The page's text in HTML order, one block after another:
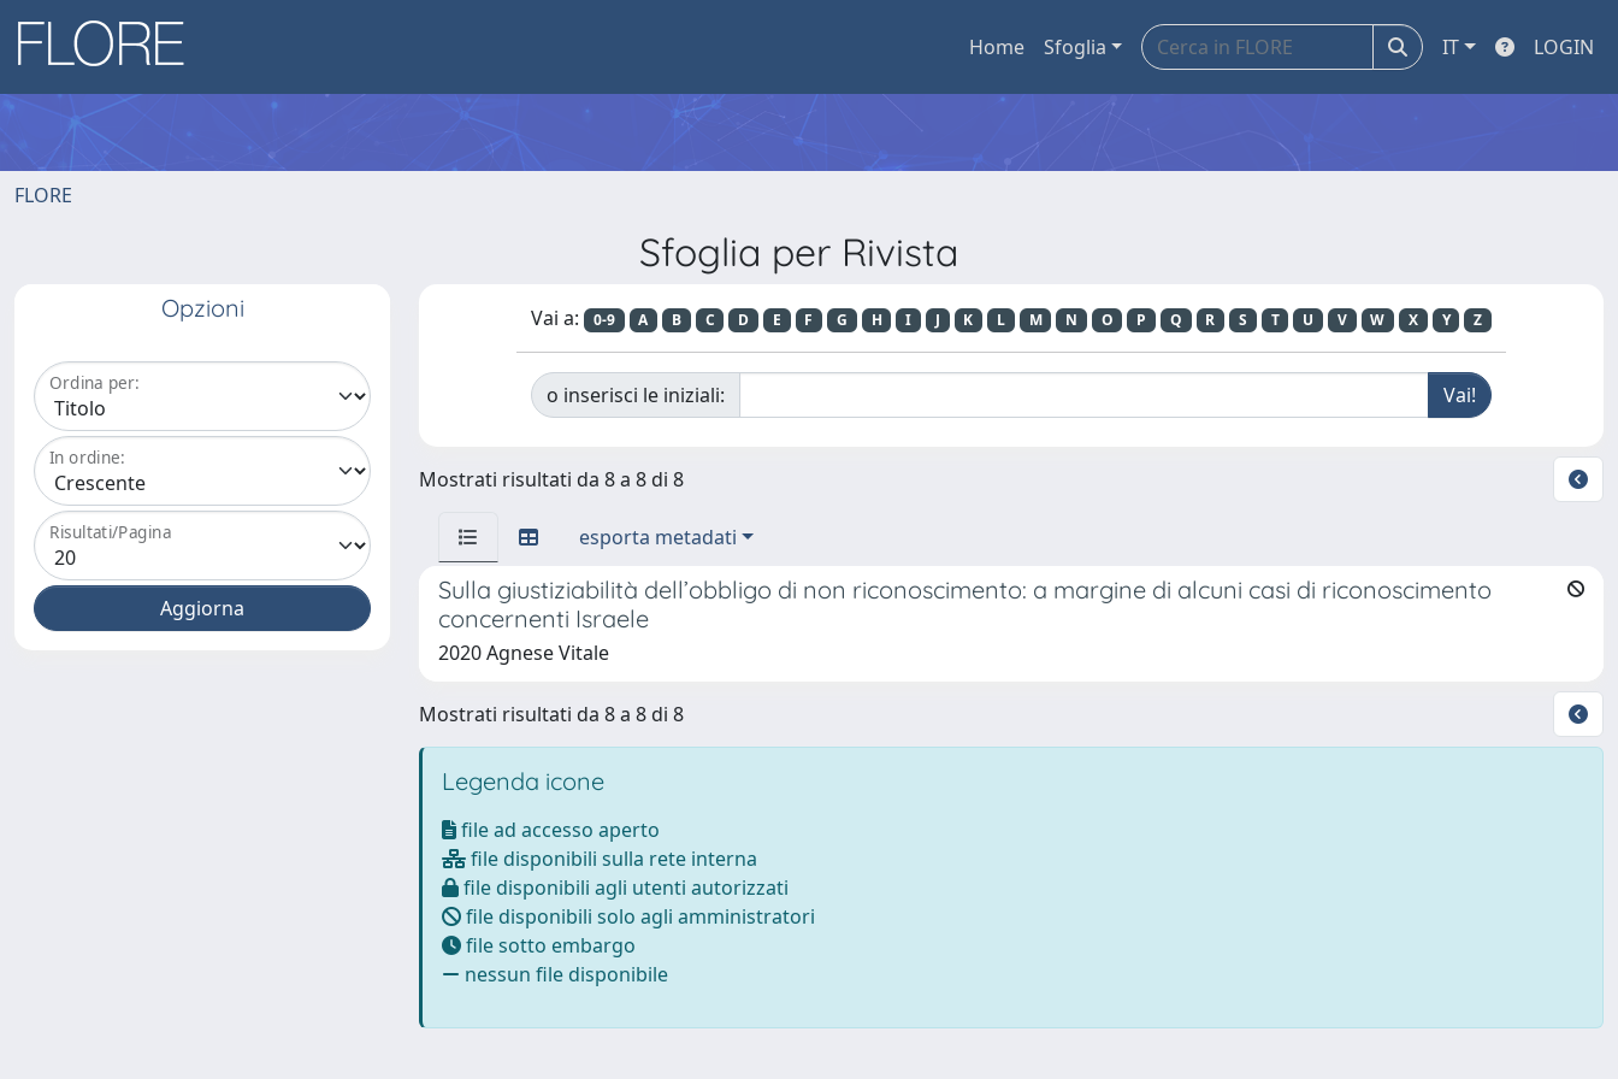
Home Sfoglia IT LOGIN
FLORE
Sfoglia per Rivista
Opzioni
Ordina per:
In ordine:
Risultati/Pagina
Vai a: 0-9 A B C D E F G H I J K L M N O P Q R S T U V W X Y Z
o inserisci le iniziali:
Mostrati risultati da 8 a 8 di 8
esporta metadati
Sulla giustiziabilità dell’obbligo di non riconoscimento: a margine di alcuni casi di riconoscimento
concernenti Israele
2020 Agnese Vitale
Mostrati risultati da 8 a 8 di 8
Legenda icone
file ad accesso aperto
file disponibili sulla rete interna
file disponibili agli utenti autorizzati
file disponibili solo agli amministratori
file sotto embargo
nessun file disponibile